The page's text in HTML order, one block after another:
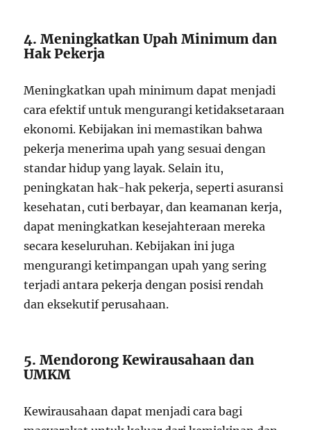
4. Meningkatkan Upah Minimum dan
Hak Pekerja
Meningkatkan upah minimum dapat menjadi
cara efektif untuk mengurangi ketidaksetaraan
ekonomi. Kebijakan ini memastikan bahwa
pekerja menerima upah yang sesuai dengan
standar hidup yang layak. Selain itu,
peningkatan hak-hak pekerja, seperti asuransi
kesehatan, cuti berbayar, dan keamanan kerja,
dapat meningkatkan kesejahteraan mereka
secara keseluruhan. Kebijakan ini juga
mengurangi ketimpangan upah yang sering
terjadi antara pekerja dengan posisi rendah
dan eksekutif perusahaan.
5. Mendorong Kewirausahaan dan
UMKM
Kewirausahaan dapat menjadi cara bagi